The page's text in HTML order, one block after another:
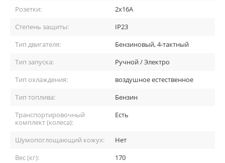
Розетки:
2x16A
Степень защиты:
IP23
Тип двигателя:
Бензиновый, 4-тактный
Тип запуска:
Ручной / Электро
Тип охлаждения:
воздушное естественное
Тип топлива:
Бензин
Транспортировочный
комплект (колеса):
Есть
Шумопоглощающий кожух:
Нет
Вес (кг):
170